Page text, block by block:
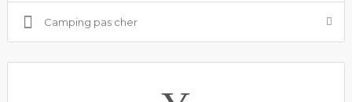
Camping pas cher